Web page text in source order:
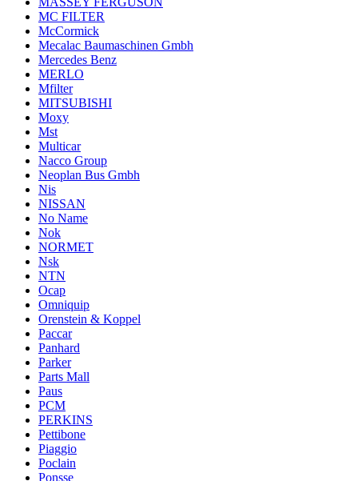
MC FILTER
McCormick
Mecalac Baumaschinen Gmbh
Mercedes Benz
MERLO
Mfilter
MITSUBISHI
Moxy
Mst
Multicar
Nacco Group
Neoplan Bus Gmbh
Nis
NISSAN
No Name
Nok
NORMET
Nsk
NTN
Ocap
Omniquip
Orenstein & Koppel
Paccar
Panhard
Parker
Parts Mall
Paus
PCM
PERKINS
Pettibone
Piaggio
Poclain
Ponsse